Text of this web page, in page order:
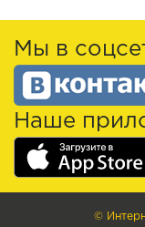
Мы в
Наше
©